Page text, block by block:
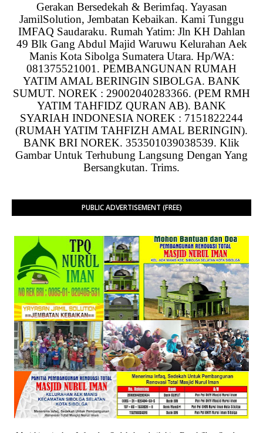
Gerakan Bersedekah & Berimfaq. Yayasan
JamilSolution, Jembatan Kebaikan. Kami Tunggu
IMFAQ Saudaraku. Rumah Yatim: Jln KH Dahlan
49 Blk Gang Abdul Majid Waruwu Kelurahan Aek
Manis Kota Sibolga Sumatera Utara. Hp/WA:
081375521001. PEMBANGUNAN RUMAH
YATIM AMAL BERINGIN SIBOLGA. BANK
SUMUT. NOREK : 29002040283366. (PEM RMH
YATIM TAHFIDZ QURAN AB). BANK
SYARIAH INDONESIA NOREK : 7151822244
(RUMAH YATIM TAHFIZH AMAL BERINGIN).
BANK BRI NOREK. 353501039038539. Klik
Gambar Untuk Terhubung Langsung Dengan Yang
Bersangkutan. Trims.
PUBLIC ADVERTISEMENT (FREE)